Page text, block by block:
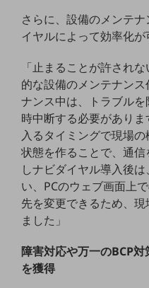
決算公告
電子公告
基礎的電気通信役務損益明細表
採用情報
採用情報TOP
新卒採用
経験者採用
障がい者採用
人材育成制度
広告・協賛
さらに、設備のメンテ
イヤルによって効率化が
「止まることが許され
的な設備のメンテナン
ナンス中は、トラブル
時中断する必要があり
入るタイミングで現場
状態を作ることで、通
しナビダイヤル導入後
い、PCのウェブ画面上
先を変更できるため、
ました」
障害対応や万一のBCP
を獲得